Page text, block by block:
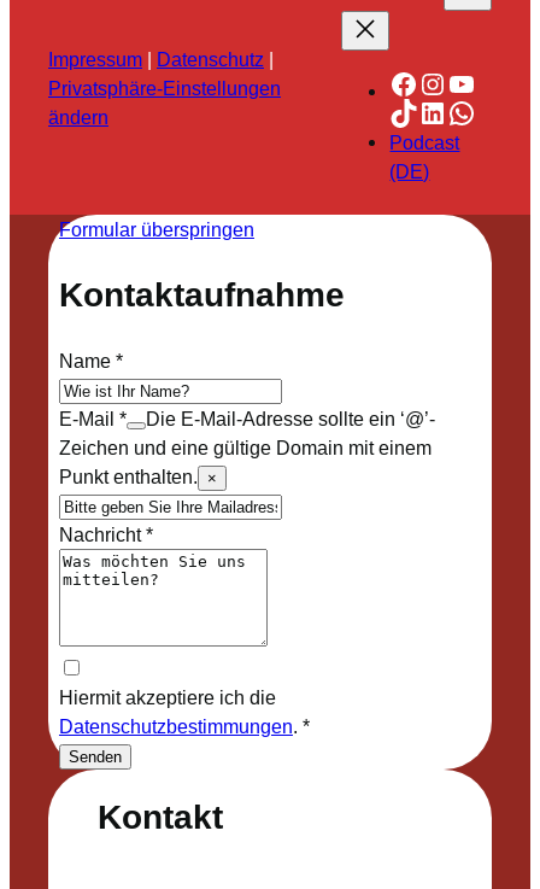
Impressum | Datenschutz |
Privatsphäre-Einstellungen
ändern
Facebook
TikTok
LinkedIn
Podcast
(DE)
Kontakt
Formular überspringen
Kontaktaufnahme
Name*
E-Mail *
Die E-Mail-Adresse sollte ein ‘@’-
Zeichen und eine gültige Domain mit einem
Punkt enthalten.
×
Nachricht*
Hiermit akzeptiere ich die
Datenschutzbestimmungen. *
Senden